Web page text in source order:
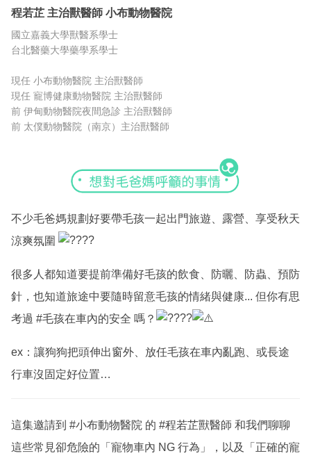
程若芷 主治獸醫師 小布動物醫院
國立嘉義大學獸醫系學士
台北醫藥大學藥學系學士
現任 小布動物醫院 主治獸醫師
現任 寵博健康動物醫院 主治獸醫師
前 伊甸動物醫院夜間急診 主治獸醫師
前 太僕動物醫院（南京）主治獸醫師
不少毛爸媽規劃好要帶毛孩一起出門旅遊、露營、享受秋天
涼爽氛圍
很多人都知道要提前準備好毛孩的飲食、防曬、防蟲、預防
針，也知道旅途中要隨時留意毛孩的情緒與健康... 但你有思
考過 #毛孩在車內的安全 嗎？
ex：讓狗狗把頭伸出窗外、放任毛孩在車內亂跑、或長途
行車沒固定好位置…
這集邀請到 #小布動物醫院 的 #程若芷獸醫師 和我們聊聊
這些常見卻危險的「寵物車內 NG 行為」，以及「正確的寵